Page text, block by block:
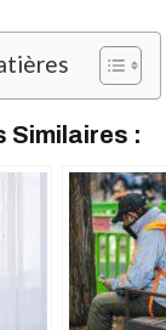
Similaires :